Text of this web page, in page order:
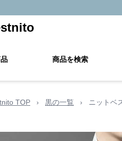
商品を検索
TOP › 黒の一覧 › ニットベ